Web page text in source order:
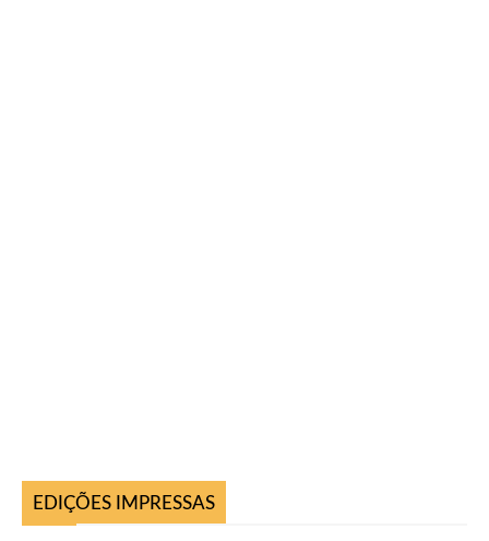
EDIÇÕES IMPRESSAS